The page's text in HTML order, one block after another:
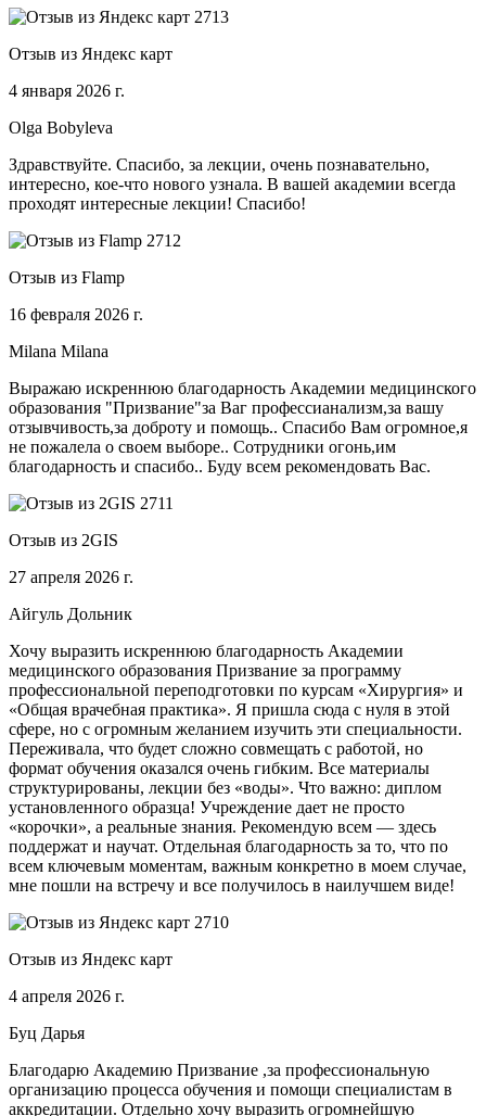
Отзыв из Яндекс карт
4 января 2026 г.
Olga Bobyleva
Здравствуйте. Спасибо, за лекции, очень познавательно,
интересно, кое-что нового узнала. В вашей академии всегда
проходят интересные лекции! Спасибо!
Отзыв из Flamp
16 февраля 2026 г.
Milana Milana
Выражаю искреннюю благодарность Академии медицинского
образования "Призвание"за Ваг профессианализм,за вашу
отзывчивость,за доброту и помощь.. Спасибо Вам огромное,я
не пожалела о своем выборе.. Сотрудники огонь,им
благодарность и спасибо.. Буду всем рекомендовать Вас.
Отзыв из 2GIS
27 апреля 2026 г.
Айгуль Дольник
Хочу выразить искреннюю благодарность Академии
медицинского образования Призвание за программу
профессиональной переподготовки по курсам «Хирургия» и
«Общая врачебная практика». Я пришла сюда с нуля в этой
сфере, но с огромным желанием изучить эти специальности.
Переживала, что будет сложно совмещать с работой, но
формат обучения оказался очень гибким. Все материалы
структурированы, лекции без «воды». Что важно: диплом
установленного образца! Учреждение дает не просто
«корочки», а реальные знания. Рекомендую всем — здесь
поддержат и научат. Отдельная благодарность за то, что по
всем ключевым моментам, важным конкретно в моем случае,
мне пошли на встречу и все получилось в наилучшем виде!
Отзыв из Яндекс карт
4 апреля 2026 г.
Буц Дарья
Благодарю Академию Призвание ,за профессиональную
организацию процесса обучения и помощи специалистам в
аккредитации. Отдельно хочу выразить огромнейшую